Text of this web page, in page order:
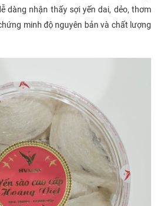
dàng nhận thấy sợi yến dai, dẻo, thơm
minh độ nguyên bản và chất lượng